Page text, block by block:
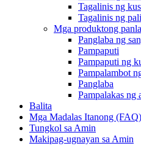
Tagalinis ng
Tagalinis ng
Mga produktong
Panglaba ng
Pampaputi
Pampaputi ng
Pampalambot
Panglaba
Pampalakas ng
Balita
Mga Madalas Itanong (FAQ)
Tungkol sa Amin
Makipag-ugnayan sa Amin